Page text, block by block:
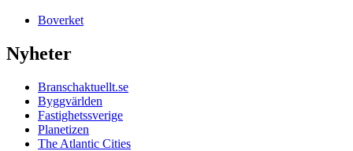
Boverket
Nyheter
Branschaktuellt.se
Byggvärlden
Fastighetssverige
Planetizen
The Atlantic Cities